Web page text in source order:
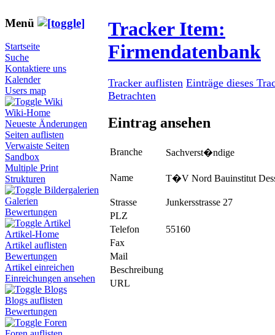
Menü
Startseite
Suche
Kontaktiere uns
Kalender
Users map
Wiki
Wiki-Home
Neueste Änderungen
Seiten auflisten
Verwaiste Seiten
Sandbox
Multiple Print
Strukturen
Bildergalerien
Galerien
Bewertungen
Artikel
Artikel-Home
Artikel auflisten
Bewertungen
Artikel einreichen
Einreichungen ansehen
Blogs
Blogs auflisten
Bewertungen
Foren
Tracker Item:
Firmendatenbank
Tracker auflisten Einträge dieses
Betrachten
Eintrag ansehen
Branche Sachverst�ndige
Name T�V Nord Bauinstitut
Strasse
Junkersstrasse 27
PLZ
Telefon
55160
Fax
Mail
Beschreibung
URL